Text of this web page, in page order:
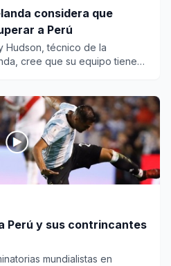
considera que
a Perú
Hudson, técnico de la
cree que su equipo tiene
Perú y sus contrincantes
mundialistas en